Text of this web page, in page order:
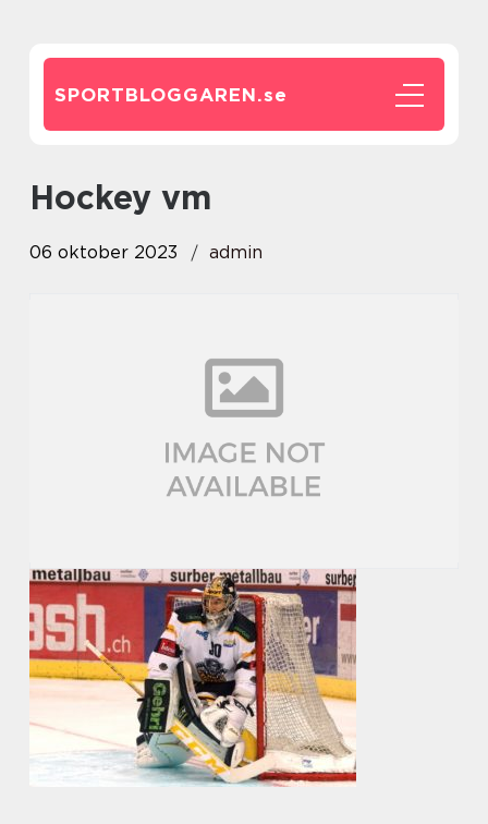
SPORTBLOGGAREN.se
hockey vm
06 oktober 2023 admin